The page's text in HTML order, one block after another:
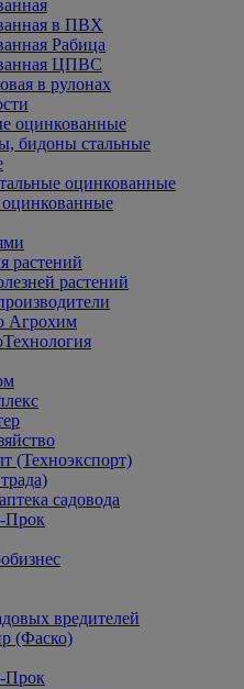
в ПВХ
Рабица
ЦПВС
в рулонах
оцинкованные
бидоны стальные
оцинкованные
растений
растений
Агрохим
(Техноэкспорт)
садовода
Прок
вредителей
(Фаско)
Прок